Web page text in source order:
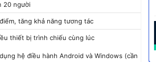
20 người
tăng khả năng tương tác
thiết bị trình chiếu cùng lúc
hệ điều hành Android và Windows (cần